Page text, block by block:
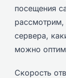
посещения
рассмотрим,
сервера,
можно
Скорость